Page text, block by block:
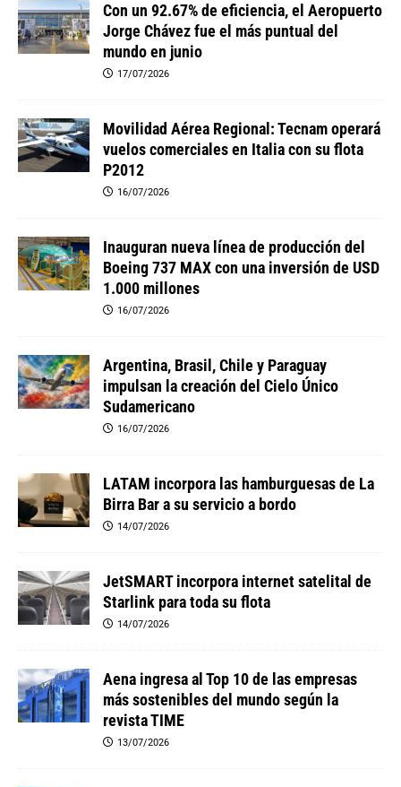
Con un 92.67% de eficiencia, el Aeropuerto
Jorge Chávez fue el más puntual del
mundo en junio
17/07/2026
Movilidad Aérea Regional: Tecnam operará
vuelos comerciales en Italia con su flota
P2012
16/07/2026
Inauguran nueva línea de producción del
Boeing 737 MAX con una inversión de USD
1.000 millones
16/07/2026
Argentina, Brasil, Chile y Paraguay
impulsan la creación del Cielo Único
Sudamericano
16/07/2026
LATAM incorpora las hamburguesas de La
Birra Bar a su servicio a bordo
14/07/2026
JetSMART incorpora internet satelital de
Starlink para toda su flota
14/07/2026
Aena ingresa al Top 10 de las empresas
más sostenibles del mundo según la
revista TIME
13/07/2026